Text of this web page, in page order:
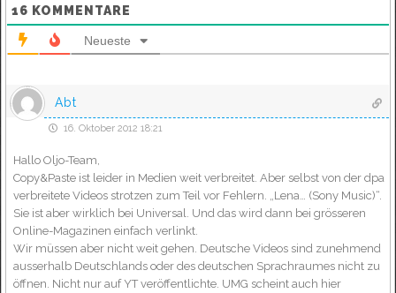
16 KOMMENTARE
Neueste
Abt
16. Oktober 2012 18:21
Hallo Oljo-Team,
Copy&Paste ist leider in Medien weit verbreitet. Aber selbst von der dpa
verbreitete Videos strotzen zum Teil vor Fehlern. „Lena… (Sony Music)“.
Sie ist aber wirklich bei Universal. Und das wird dann bei grösseren
Online-Magazinen einfach verlinkt.
Wir müssen aber nicht weit gehen. Deutsche Videos sind zunehmend
ausserhalb Deutschlands oder des deutschen Sprachraumes nicht zu
öffnen. Nicht nur auf YT veröffentlichte. UMG scheint auch hier